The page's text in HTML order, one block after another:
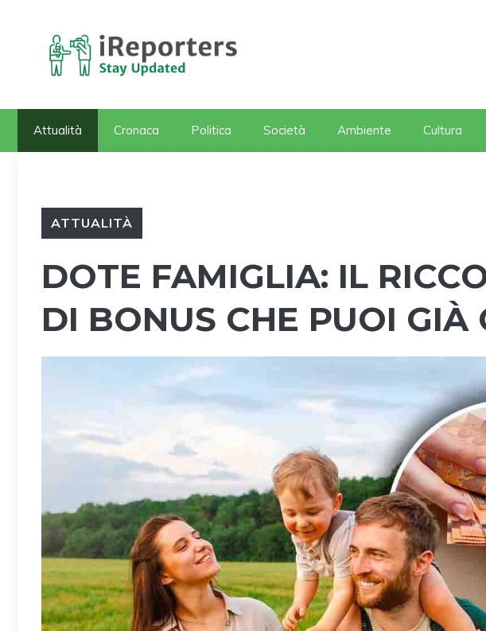
contenuto
Attualità Cronaca Politica Società Ambiente Cultura
ATTUALITÀ
DOTE FAMIGLIA: IL
DI BONUS CHE PUOI GIÀ